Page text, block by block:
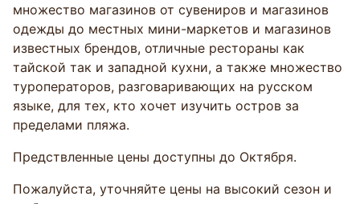
множество магазинов от сувениров и магазинов
одежды до местных мини-маркетов и магазинов
известных брендов, отличные рестораны как
тайской так и западной кухни, а также множество
туроператоров, разговаривающих на русском
языке, для тех, кто хочет изучить остров за
пределами пляжа.
Предствленные цены доступны до Октября.
Пожалуйста, уточняйте цены на высокий сезон и